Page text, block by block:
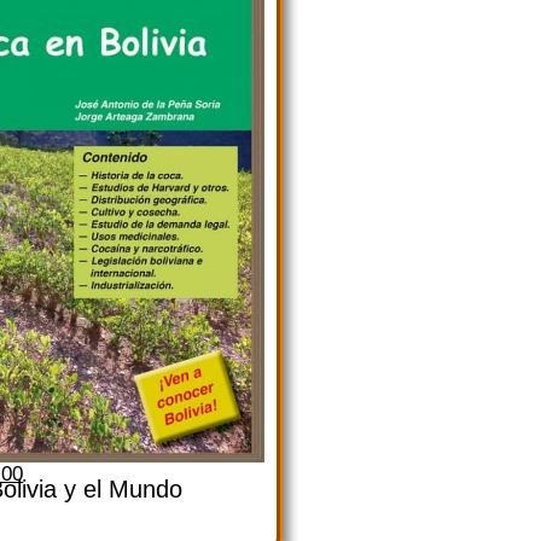
y el Mundo